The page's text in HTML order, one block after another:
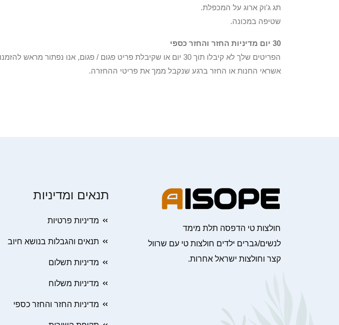
תג ג'וק ארוג על המכפלת.
שטיפה במכונה.
30 יום מדיניות החזר והחזר כספי
הפריטים שלך לא קיבלו תוך 30 יום או שקיבלת פריט פגום / פגום,
אשראי החנות או החזר ברגע שנקבל ממך את פריטי ההחזרה.
חולצות טי הדפסה תלת מימד
לנשים/גברים ילדים חולצות טי עם שרוול
קצר וחולצות ישראל אחרות.
תנאים ומדיניות
מדיניות פרטיות
תנאים והגבלות בנושא חיוב
מדיניות תשלום
מדיניות משלוח
מדיניות החזר והחזר כספי